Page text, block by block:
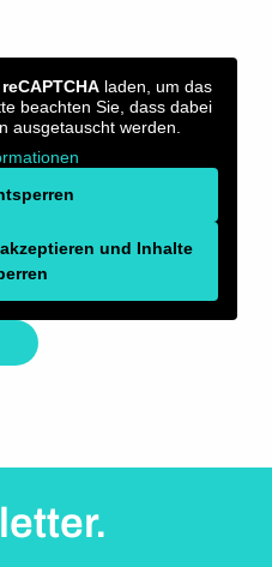
reCAPTCHAladen, um das
beachten Sie, dass dabei
ausgetauscht werden.
und Inhalte